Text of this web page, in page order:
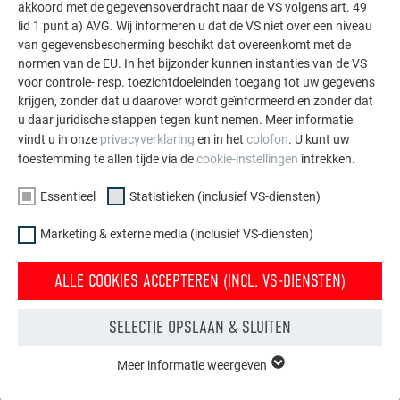
MEER REFERENTIES BEKIJKEN
Gratis brochures bestellen
akkoord met de gegevensoverdracht naar de VS volgens art. 49
lid 1 punt a) AVG. Wij informeren u dat de VS niet over een niveau
van gegevensbescherming beschikt dat overeenkomt met de
normen van de EU. In het bijzonder kunnen instanties van de VS
voor controle- resp. toezichtdoeleinden toegang tot uw gegevens
krijgen, zonder dat u daarover wordt geïnformeerd en zonder dat
u daar juridische stappen tegen kunt nemen. Meer informatie
vindt u in onze privacyverklaring en in het colofon. U kunt uw
toestemming te allen tijde via decookie-instellingen intrekken.
Essentieel Statistieken (inclusief VS-diensten)
Marketing & externe media (inclusief VS-diensten)
ALLE COOKIES ACCEPTEREN (INCL. VS-DIENSTEN)
SELECTIE OPSLAAN & SLUITEN
Meer informatie weergeven